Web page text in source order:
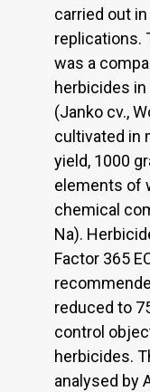
carried out
replications.
was a
herbicides
(Janko cv.,
cultivated in
yield, 1000
elements of
chemical
Na).
Factor 365
reduced to
control
herbicides.
analysed by